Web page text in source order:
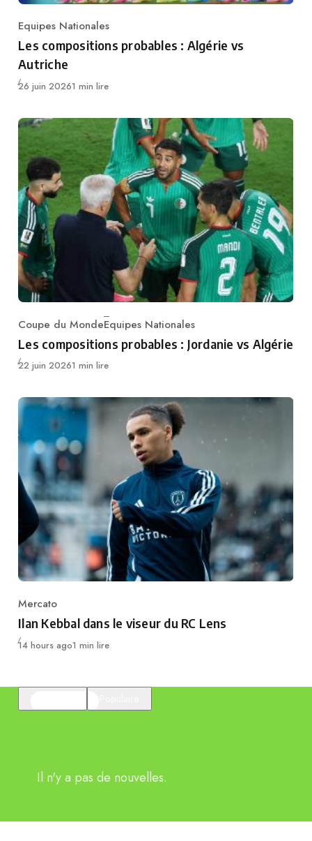
Category
Equipes Nationales
Les compositions probables : Algérie vs
Autriche
Publié
26 juin 20261 min lire
Category
Coupe du MondeEquipes Nationales
Les compositions probables : Jordanie vs Algérie
Publié
22 juin 20261 min lire
Category
Mercato
Ilan Kebbal dans le viseur du RC Lens
Publié
14 hours ago1 min lire
Il n'y a pas de nouvelles.